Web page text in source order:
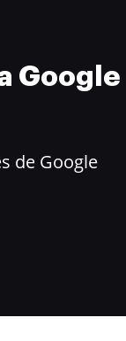
Google
de Google